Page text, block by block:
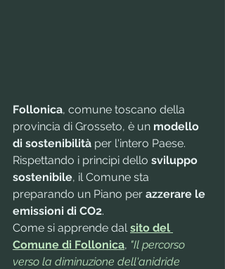
Follonica, comune toscano della
provincia di Grosseto, è un modello
di sostenibilità per l'intero Paese.
Rispettando i principi dello sviluppo
sostenibile, il Comune sta
preparando un Piano per azzerare le
emissioni di CO2.
Come si apprende dal sito del
Comune di Follonica, "Il percorso
verso la diminuzione dell'anidride